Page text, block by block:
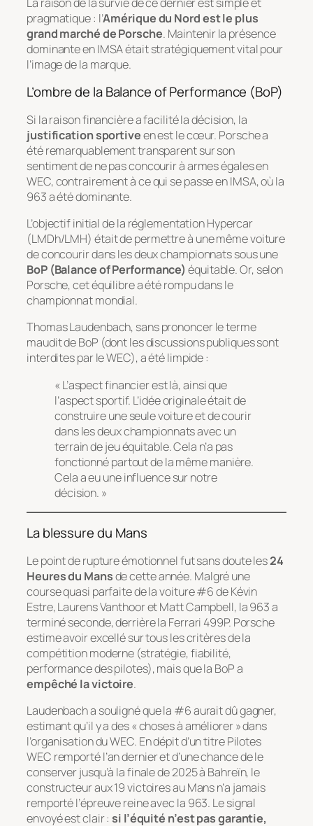
pragmatique : l’Amérique du Nord est le plus
grand marché de Porsche. Maintenir la présence
dominante en IMSA était stratégiquement vital pour
l’image de la marque.
L’ombre de la Balance of Performance (BoP)
Si la raison financière a facilité la décision, la
justification sportiveen est le cœur. Porsche a
été remarquablement transparent sur son
sentiment de ne pas concourir à armes égales en
WEC, contrairement à ce qui se passe en IMSA, où la
963 a été dominante.
L’objectif initial de la réglementation Hypercar
(LMDh/LMH) était de permettre à une même voiture
de concourir dans les deux championnats sous une
BoP (Balance of Performance) équitable. Or, selon
Porsche, cet équilibre a été rompu dans le
championnat mondial.
Thomas Laudenbach, sans prononcer le terme
maudit de BoP (dont les discussions publiques sont
interdites par le WEC), a été limpide :
« L’aspect financier est là, ainsi que
l’aspect sportif. L’idée originale était de
construire une seule voiture et de courir
dans les deux championnats avec un
terrain de jeu équitable. Cela n’a pas
fonctionné partout de la même manière.
Cela a eu une influence sur notre
décision. »
La blessure du Mans
Le point de rupture émotionnel fut sans doute les24
Heures du Mansde cette année. Malgré une
course quasi parfaite de la voiture #6 de Kévin
Estre, Laurens Vanthoor et Matt Campbell, la 963 a
terminé seconde, derrière la Ferrari 499P. Porsche
estime avoir excellé sur tous les critères de la
compétition moderne (stratégie, fiabilité,
performance des pilotes), mais que la BoP a
empêché la victoire.
Laudenbach a souligné que la #6 aurait dû gagner,
estimant qu’il y a des «choses à améliorer» dans
l’organisation du WEC. En dépit d’un titre Pilotes
WEC remporté l’an dernier et d’une chance de le
conserver jusqu’à la finale de 2025 à Bahreïn, le
constructeur aux 19 victoires au Mans n’a jamais
remporté l’épreuve reine avec la 963. Le signal
envoyé est clair : si l’équité n’est pas garantie,